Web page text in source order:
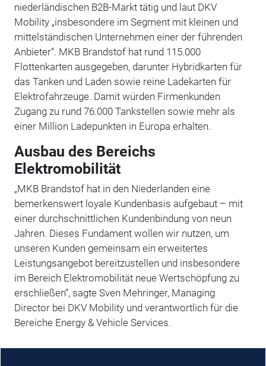
niederländischen B2B-Markt tätig und laut DKV
Mobility „insbesondere im Segment mit kleinen und
mittelständischen Unternehmen einer der führenden
Anbieter“. MKB Brandstof hat rund 115.000
Flottenkarten ausgegeben, darunter Hybridkarten für
das Tanken und Laden sowie reine Ladekarten für
Elektrofahrzeuge. Damit würden Firmenkunden
Zugang zu rund 76.000 Tankstellen sowie mehr als
einer Million Ladepunkten in Europa erhalten.
Ausbau des Bereichs
Elektromobilität
„MKB Brandstof hat in den Niederlanden eine
bemerkenswert loyale Kundenbasis aufgebaut – mit
einer durchschnittlichen Kundenbindung von neun
Jahren. Dieses Fundament wollen wir nutzen, um
unseren Kunden gemeinsam ein erweitertes
Leistungsangebot bereitzustellen und insbesondere
im Bereich Elektromobilität neue Wertschöpfung zu
erschließen“, sagte Sven Mehringer, Managing
Director bei DKV Mobility und verantwortlich für die
Bereiche Energy & Vehicle Services.